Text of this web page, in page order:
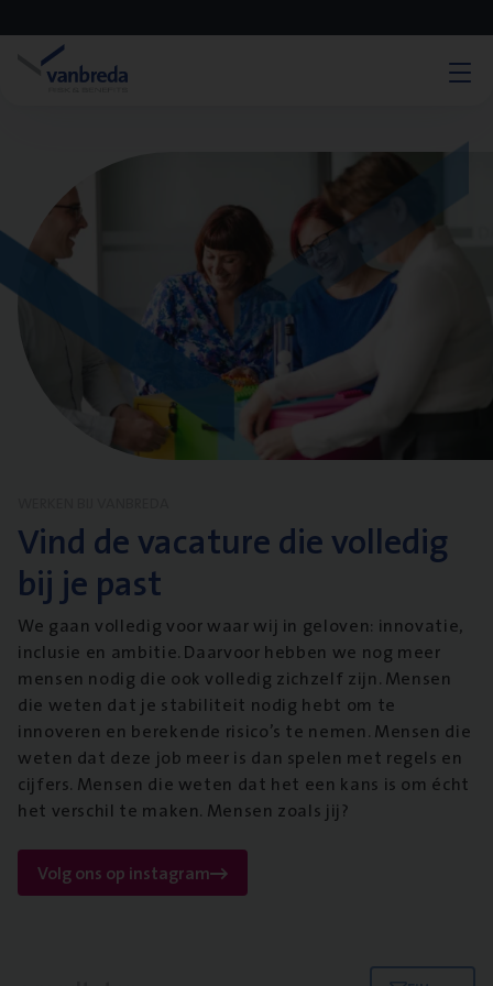
Vind de vacature die volledig
bij je past
We gaan volledig voor waar wij in geloven: innovatie,
inclusie en ambitie. Daarvoor hebben we nog meer
mensen nodig die ook volledig zichzelf zijn. Mensen
die weten dat je stabiliteit nodig hebt om te
innoveren en berekende risico’s te nemen. Mensen die
weten dat deze job meer is dan spelen met regels en
cijfers. Mensen die weten dat het een kans is om écht
het verschil te maken. Mensen zoals jij?
Volg ons op instagram